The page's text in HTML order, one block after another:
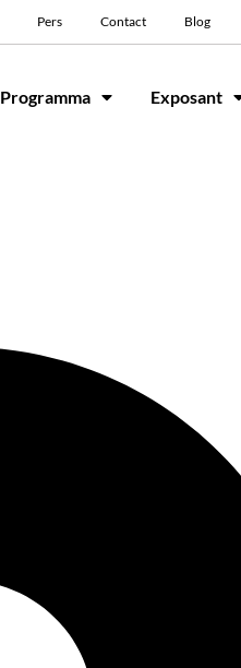
Pers Contact Blog
Programma Exposant